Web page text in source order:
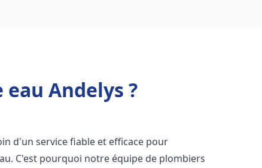
Andelys ?
d'un service fiable et efficace pour
C'est pourquoi notre équipe de plombiers